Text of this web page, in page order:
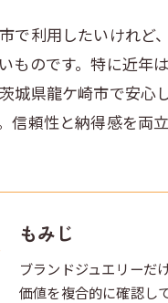
で利用したいけれど
ものです。特に近年
城県龍ケ崎市で安心
信頼性と納得感を両
もみじ
ブランドジュエリーだ
価値を複合的に確認し